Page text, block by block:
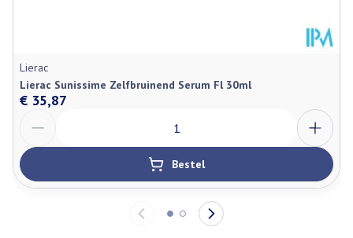
Lierac
Lierac Sunissime Zelfbruinend Serum Fl 30ml
€ 35,87
Bestel